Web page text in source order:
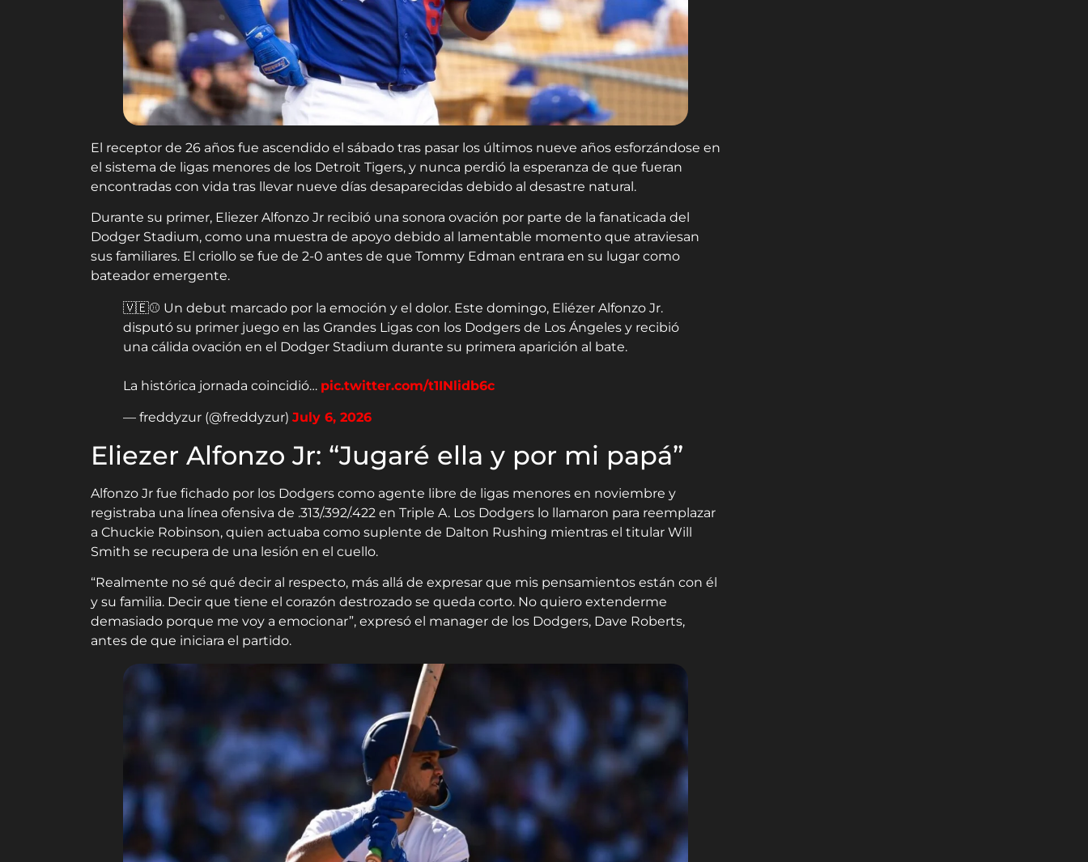
El receptor de 26 años fue ascendido el sábado tras pasar los últimos nueve años esforzándose en
el sistema de ligas menores de los Detroit Tigers, y nunca perdió la esperanza de que fueran
encontradas con vida tras llevar nueve días desaparecidas debido al desastre natural.
Durante su primer, Eliezer Alfonzo Jr recibió una sonora ovación por parte de la fanaticada del
Dodger Stadium, como una muestra de apoyo debido al lamentable momento que atraviesan
sus familiares. El criollo se fue de 2-0 antes de que Tommy Edman entrara en su lugar como
bateador emergente.
🇻🇪⚾ Un debut marcado por la emoción y el dolor. Este domingo, Eliézer Alfonzo Jr.
disputó su primer juego en las Grandes Ligas con los Dodgers de Los Ángeles y recibió
una cálida ovación en el Dodger Stadium durante su primera aparición al bate.
La histórica jornada coincidió… pic.twitter.com/t1INlidb6c
— freddyzur (@freddyzur) July 6, 2026
Eliezer Alfonzo Jr: “Jugaré ella y por mi papá”
Alfonzo Jr fue fichado por los Dodgers como agente libre de ligas menores en noviembre y
registraba una línea ofensiva de .313/.392/.422 en Triple A. Los Dodgers lo llamaron para reemplazar
a Chuckie Robinson, quien actuaba como suplente de Dalton Rushing mientras el titular Will
Smith se recupera de una lesión en el cuello.
“Realmente no sé qué decir al respecto, más allá de expresar que mis pensamientos están con él
y su familia. Decir que tiene el corazón destrozado se queda corto. No quiero extenderme
demasiado porque me voy a emocionar”, expresó el manager de los Dodgers, Dave Roberts,
antes de que iniciara el partido.